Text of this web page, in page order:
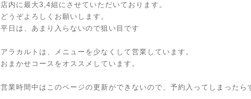
店内に最大3,4組にさせていただいております。
どうぞよろしくお願いします。
平日は、あまり入らないので狙い目です
アラカルトは、メニューを少なくして営業しています。
おまかせコースをオススメしています。
営業時間中はこのページの更新ができないので、予約入ってしまったら